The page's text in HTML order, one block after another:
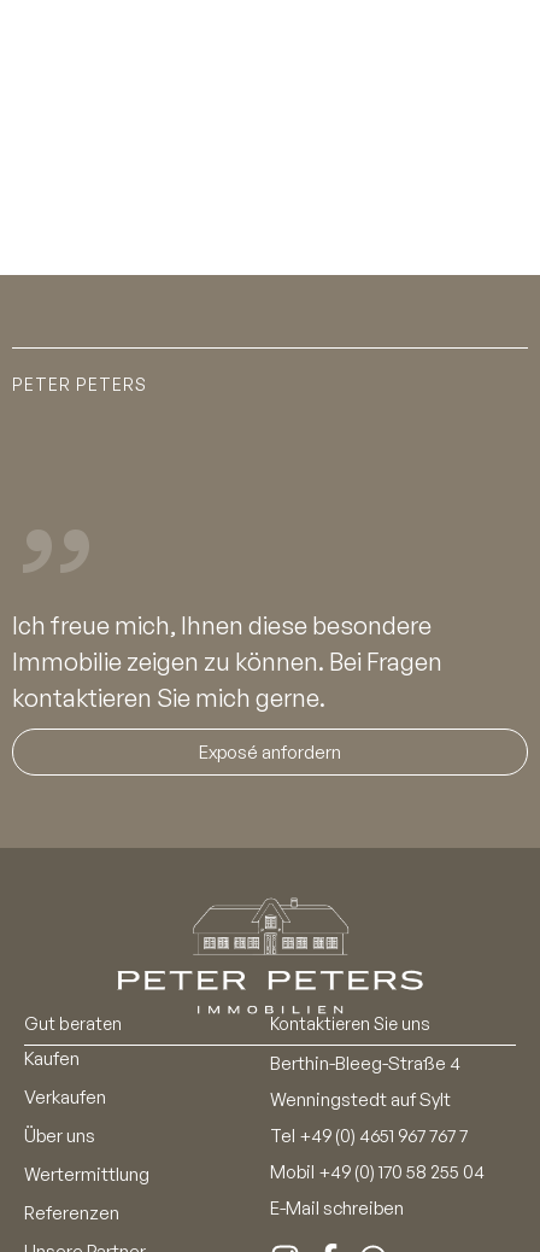
PETER PETERS
Ich freue mich, Ihnen diese besondere
Immobilie zeigen zu können. Bei Fragen
kontaktieren Sie mich gerne.
Exposé anfordern
Gut beraten
Kaufen
Verkaufen
Über uns
Wertermittlung
Referenzen
Kontaktieren Sie uns
Berthin-Bleeg-Straße 4
Wenningstedt auf Sylt
Tel +49 (0) 4651 967 767 7
Mobil +49 (0) 170 58 255 04
E-Mail schreiben